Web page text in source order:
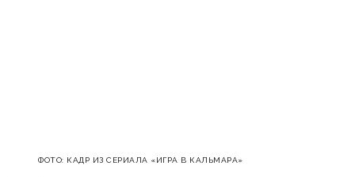
ФОТО: КАДР ИЗ СЕРИАЛА «ИГРА В КАЛЬМАРА»